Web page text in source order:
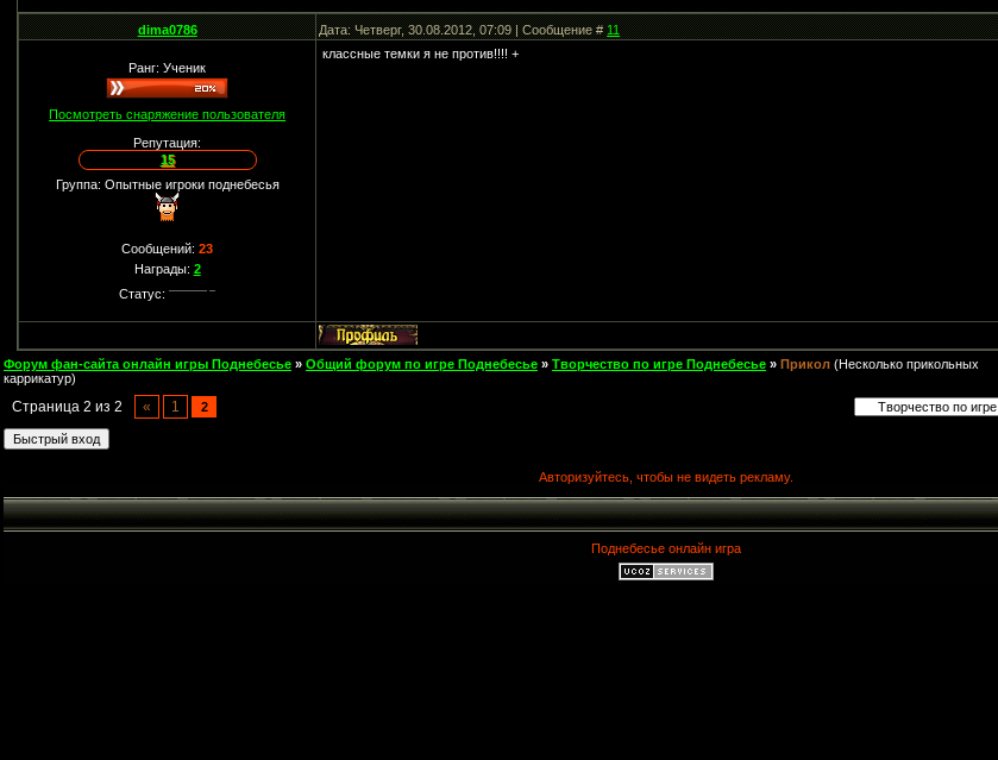
dima0786 Дата: Четверг, 30.08.2012, 07:09 | Сообщение #11
Ранг: Ученик
Посмотреть снаряжение пользователя
Репутация:
15
Группа: Опытные игроки поднебесья
Сообщений:23
Награды: 2
Статус:
классные темки я не против!!!! +
Форум фан-сайта онлайн игры Поднебесье » Общий форум по игре Поднебесье » Творчество по игре Поднебесье » Прикол (Несколько прикольных
каррикатур)
Страница 2 из 2 « 1
2
Авторизуйтесь, чтобы не видеть рекламу.
Поднебесье онлайн игра